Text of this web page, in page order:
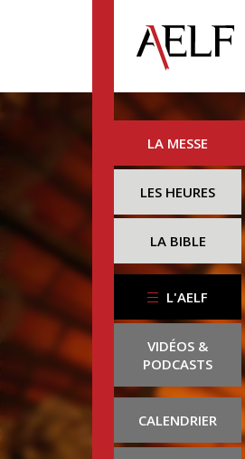
LA MESSE
LES HEURES
LA BIBLE
L'AELF
VIDÉOS &
PODCASTS
CALENDRIER